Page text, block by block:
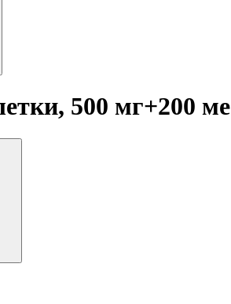
500 мг+200 ме